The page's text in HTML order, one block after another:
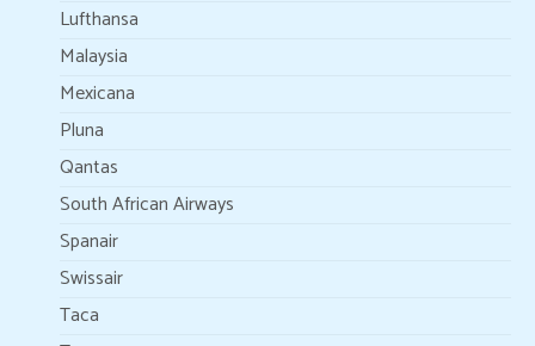
Lufthansa
Malaysia
Mexicana
Pluna
Qantas
South African Airways
Spanair
Swissair
Taca